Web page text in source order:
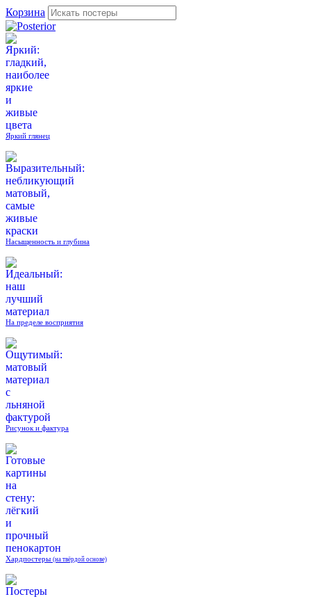
Корзина
Яркий глянец
Насыщенность и глубина
На пределе восприятия
Рисунок и фактура
Хардпостеры (на твёрдой основе)